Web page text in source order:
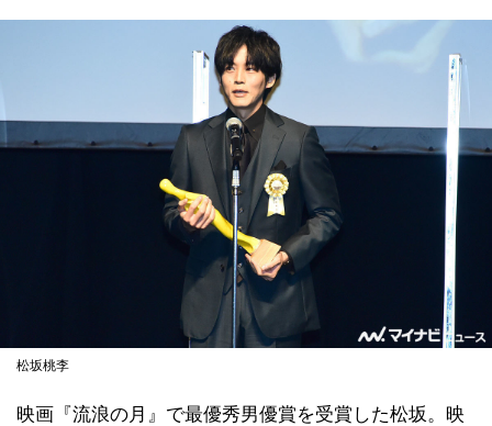
松坂桃李
映画『流浪の月』で最優秀男優賞を受賞した松坂。映